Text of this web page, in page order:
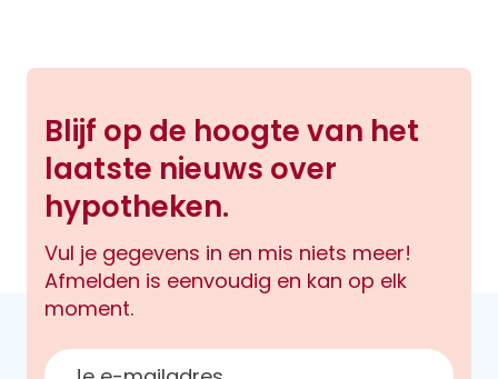
Blijf op de hoogte van het
laatste nieuws over
hypotheken.
Vul je gegevens in en mis niets meer!
Afmelden is eenvoudig en kan op elk
moment.
E-mailadres